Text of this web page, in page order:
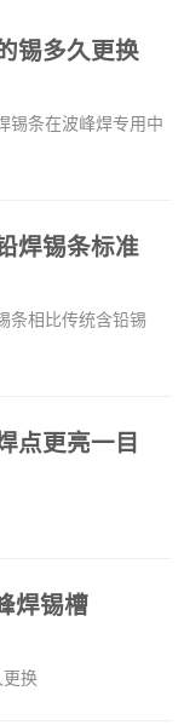
锡多久更换
锡条在波峰焊专用中
焊锡条标准
条相比传统含铅锡
点更亮一目
焊锡槽
更换